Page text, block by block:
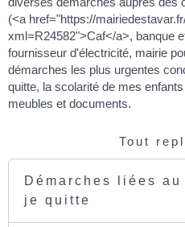
(<a href="https://
xml=R24582">Caf</a>, banque
fournisseur d'électricité, mairie
démarches les plus urgentes
quitte, la scolarité de mes
meubles et documents.
Tout
Démarches liées
je quitte